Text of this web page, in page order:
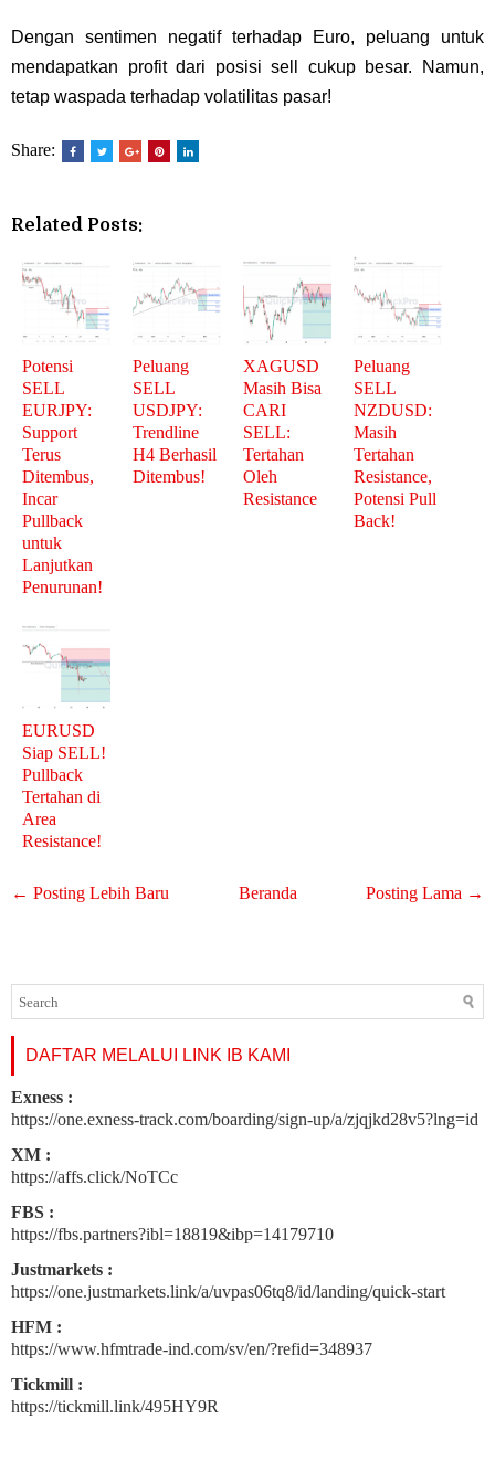
Dengan sentimen negatif terhadap Euro, peluang untuk
mendapatkan profit dari posisi sell cukup besar. Namun,
tetap waspada terhadap volatilitas pasar!
Share:
Related Posts:
Potensi
SELL
EURJPY:
Support
Terus
Ditembus,
Incar
Pullback
untuk
Lanjutkan
Penurunan!
Peluang
SELL
USDJPY:
Trendline
H4 Berhasil
Ditembus!
XAGUSD
Masih Bisa
CARI
SELL:
Tertahan
Oleh
Resistance
Peluang
SELL
NZDUSD:
Masih
Tertahan
Resistance,
Potensi Pull
Back!
EURUSD
Siap SELL!
Pullback
Tertahan di
Area
Resistance!
← Posting Lebih Baru Posting Lama →
Beranda
DAFTAR MELALUI LINK IB KAMI
Exness :
https://one.exness-track.com/boarding/sign-up/a/zjqjkd28v5?lng=id
XM :
https://affs.click/NoTCc
FBS :
https://fbs.partners?ibl=18819&ibp=14179710
Justmarkets :
https://one.justmarkets.link/a/uvpas06tq8/id/landing/quick-start
HFM :
https://www.hfmtrade-ind.com/sv/en/?refid=348937
Tickmill :
https://tickmill.link/495HY9R